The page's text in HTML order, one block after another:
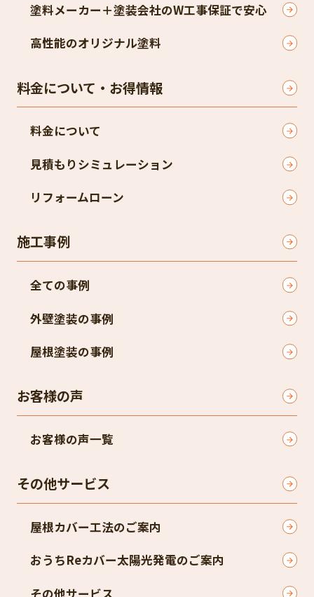
塗料メーカー＋塗装会社のW工事保証で安心
高性能のオリジナル塗料
料金について・お得情報
料金について
見積もりシミュレーション
リフォームローン
施工事例
全ての事例
外壁塗装の事例
屋根塗装の事例
お客様の声
お客様の声一覧
その他サービス
屋根カバー工法のご案内
おうちReカバー太陽光発電のご案内
その他サービス